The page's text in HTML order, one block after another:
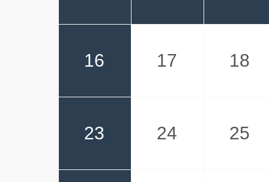
16 17 18
23 24 25